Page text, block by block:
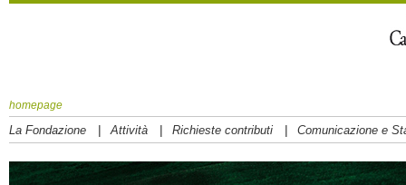
homepage
La Fondazione | Attività | Richieste contributi | Comunicazione e